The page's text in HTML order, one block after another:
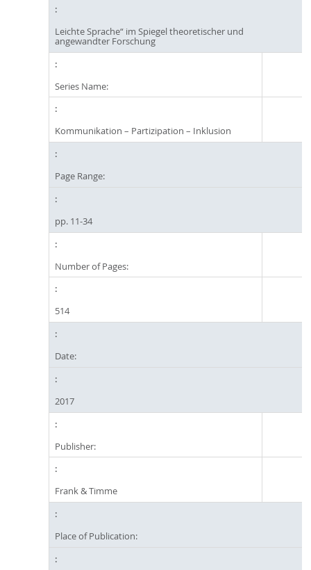
Leichte Sprache“ im Spiegel theoretischer und
angewandter Forschung
Series Name:
Kommunikation – Partizipation – Inklusion
Page Range:
pp. 11-34
Number of Pages:
514
Date:
2017
Publisher:
Frank & Timme
Place of Publication: